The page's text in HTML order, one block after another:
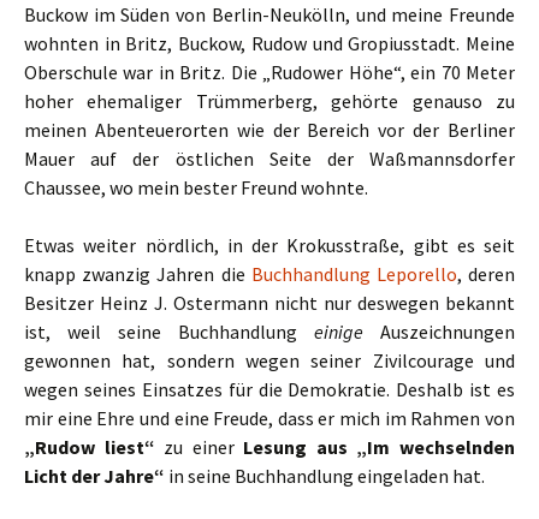
Buckow im Süden von Berlin-Neukölln, und meine Freunde
wohnten in Britz, Buckow, Rudow und Gropiusstadt. Meine
Oberschule war in Britz. Die „Rudower Höhe“, ein 70 Meter
hoher ehemaliger Trümmerberg, gehörte genauso zu
meinen Abenteuerorten wie der Bereich vor der Berliner
Mauer auf der östlichen Seite der Waßmannsdorfer
Chaussee, wo mein bester Freund wohnte.
Etwas weiter nördlich, in der Krokusstraße, gibt es seit
knapp zwanzig Jahren die Buchhandlung Leporello, deren
Besitzer Heinz J. Ostermann nicht nur deswegen bekannt
ist, weil seine Buchhandlung einige Auszeichnungen
gewonnen hat, sondern wegen seiner Zivilcourage und
wegen seines Einsatzes für die Demokratie. Deshalb ist es
mir eine Ehre und eine Freude, dass er mich im Rahmen von
„Rudow liest“ zu einer Lesung aus „Im wechselnden
Licht der Jahre“ in seine Buchhandlung eingeladen hat.